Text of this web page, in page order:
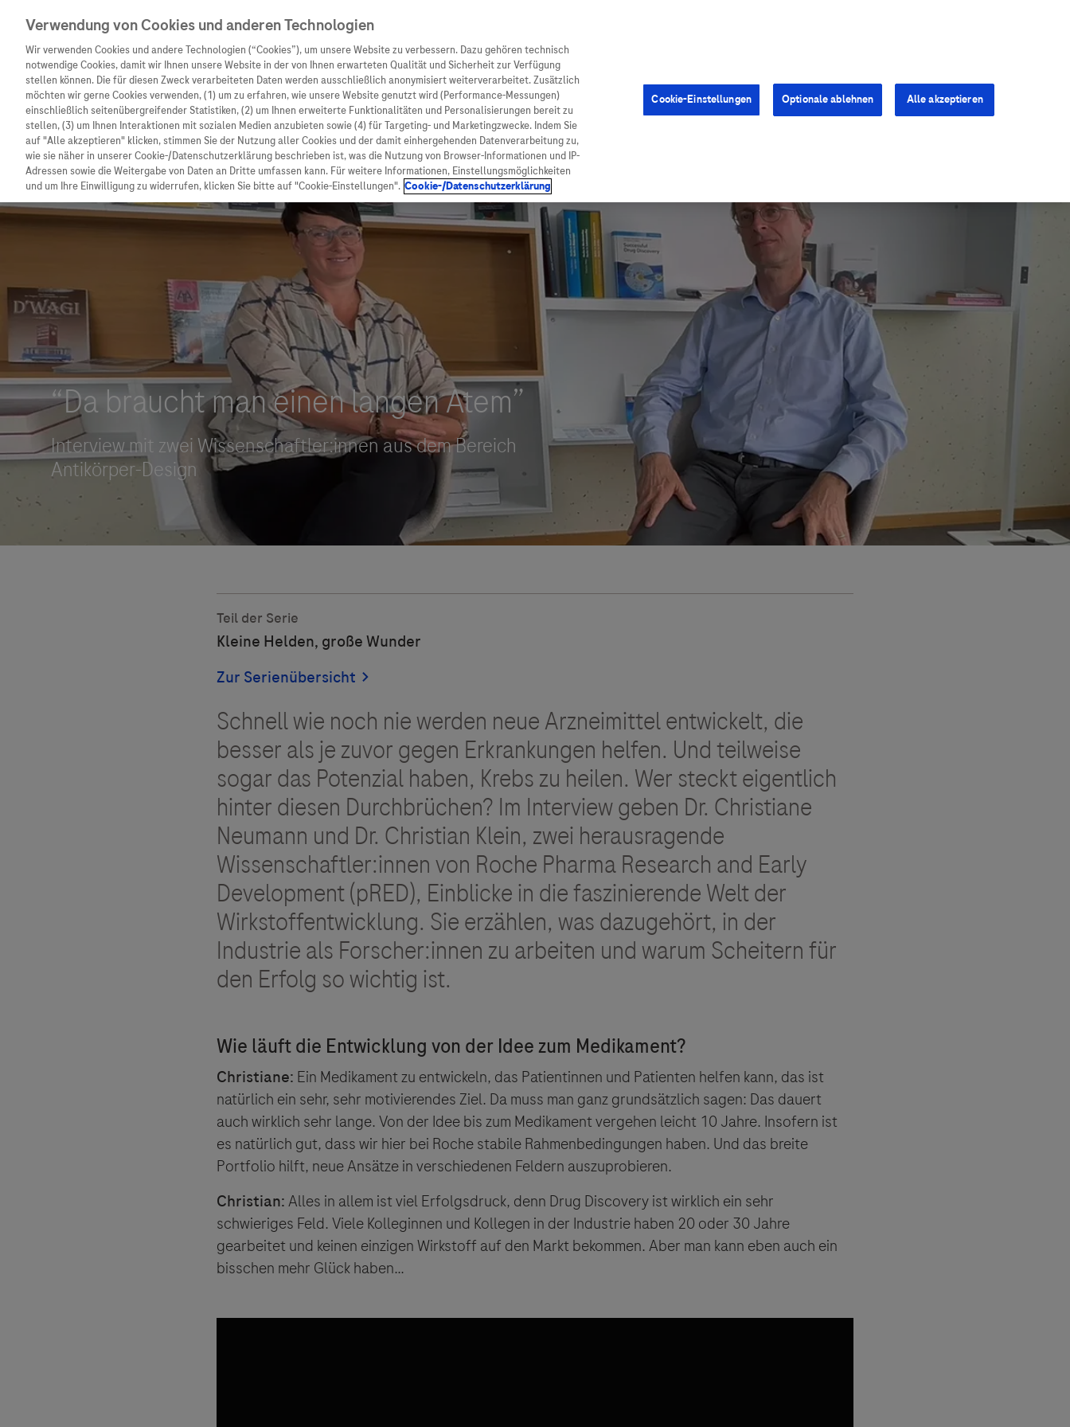
Unternehmen
Unternehmen
Was uns antreibt
Unsere Standorte
Roche Stories
Events
Podcast
Innovation
Innovation
Personalisierte Medizin
Digitalisierung
Blog Zukunftslabor
Patienteninformationen
Patienteninformationen
Unser Service für Patient:innen
Informationen zu Krankheiten
Diagnostik ist Vorsorge
Klinische Studien
Arzneimittel
Arzneimittel
Roche Pipeline
Roche Fachportal
Vigilanz-Training
Diagnostik
Schnell wie noch nie werden neue Arzneimittel entwickelt, die
besser als je zuvor gegen Erkrankungen helfen. Und teilweise
sogar das Potenzial haben, Krebs zu heilen. Wer steckt eigentlich
hinter diesen Durchbrüchen? Im Interview geben Dr. Christiane
Neumann und Dr. Christian Klein, zwei herausragende
Wissenschaftler:innen von Roche Pharma Research and Early
Development (pRED), Einblicke in die faszinierende Welt der
Wirkstoffentwicklung. Sie erzählen, was dazugehört, in der
Industrie als Forscher:innen zu arbeiten und warum Scheitern für
den Erfolg so wichtig ist.
Christiane: Ein Medikament zu entwickeln, das Patientinnen und Patienten helfen kann, das ist
natürlich ein sehr, sehr motivierendes Ziel. Da muss man ganz grundsätzlich sagen: Das dauert
auch wirklich sehr lange. Von der Idee bis zum Medikament vergehen leicht 10 Jahre. Insofern ist
es natürlich gut, dass wir hier bei Roche stabile Rahmenbedingungen haben. Und das breite
Portfolio hilft, neue Ansätze in verschiedenen Feldern auszuprobieren.
Christian:Alles in allem ist viel Erfolgsdruck, denn Drug Discovery ist wirklich ein sehr
schwieriges Feld. Viele Kolleginnen und Kollegen in der Industrie haben 20 oder 30 Jahre
gearbeitet und keinen einzigen Wirkstoff auf den Markt bekommen. Aber man kann eben auch ein
bisschen mehr Glück haben…
Verwendung von Cookies und anderen Technologien
Wir verwenden Cookies und andere Technologien (“Cookies”), um unsere Website zu verbessern. Dazu gehören technisch
notwendige Cookies, damit wir Ihnen unsere Website in der von Ihnen erwarteten Qualität und Sicherheit zur Verfügung
stellen können. Die für diesen Zweck verarbeiteten Daten werden ausschließlich anonymisiert weiterverarbeitet. Zusätzlich
möchten wir gerne Cookies verwenden, (1) um zu erfahren, wie unsere Website genutzt wird (Performance-Messungen)
einschließlich seitenübergreifender Statistiken, (2) um Ihnen erweiterte Funktionalitäten und Personalisierungen bereit zu
stellen, (3) um Ihnen Interaktionen mit sozialen Medien anzubieten sowie (4) für Targeting- und Marketingzwecke. Indem Sie
auf "Alle akzeptieren" klicken, stimmen Sie der Nutzung aller Cookies und der damit einhergehenden Datenverarbeitung zu,
wie sie näher in unserer Cookie-/Datenschutzerklärung beschrieben ist, was die Nutzung von Browser-Informationen und IP-
Adressen sowie die Weitergabe von Daten an Dritte umfassen kann. Für weitere Informationen, Einstellungsmöglichkeiten
und um Ihre Einwilligung zu widerrufen, klicken Sie bitte auf "Cookie-Einstellungen". Cookie-/Datenschutzerklärung
Cookie-Einstellungen Optionale ablehnen Alle akzeptieren